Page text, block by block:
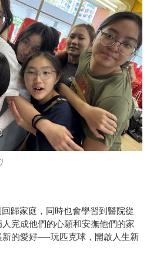
歸家庭，同時也會學習到醫院從
完成他們的心願和安撫他們的家
新的愛好──玩匹克球，開啟人生新